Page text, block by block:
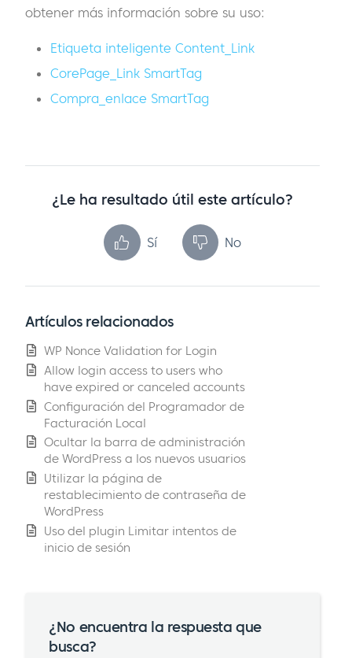
obtener más información sobre su uso:
Etiqueta inteligente Content_Link
CorePage_Link SmartTag
Compra_enlace SmartTag
¿Le ha resultado útil este artículo?
Sí No
Artículos relacionados
WP Nonce Validation for Login
Allow login access to users who
have expired or canceled accounts
Configuración del Programador de
Facturación Local
Ocultar la barra de administración
de WordPress a los nuevos usuarios
Utilizar la página de
restablecimiento de contraseña de
WordPress
Uso del plugin Limitar intentos de
inicio de sesión
¿No encuentra la respuesta que
busca?